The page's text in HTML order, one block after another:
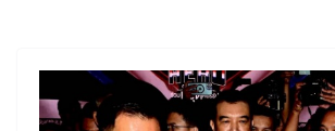
มวยไทย SUPER CHAMP
ภารกิจตำรวจจราจรโครงการพระรา
หัวใจ ดวงที่ 184 สำเร็จลุล่วง ณ รพ.ศิ